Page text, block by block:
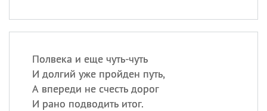
Полвека и еще чуть-чуть
И долгий уже пройден путь,
А впереди не счесть дорог
И рано подводить итог.